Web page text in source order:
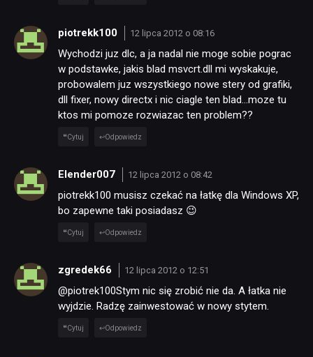
piotrekk100 12 lipca 2012 o 08:16
Wychodzi juz dlc, a ja nadal nie moge sobie pograc
w podstawke, jakis blad msvcrt.dll mi wyskakuje,
probowalem juz wszystkiego nowe stery od grafiki,
dll fixer, nowy directx i nic ciagle ten blad…moze tu
ktos mi pomoze rozwiazac ten problem??
Cytuj Odpowiedz
Elender007 12 lipca 2012 o 08:42
piotrekk100 musisz czekać na łatkę dla Windows XP,
bo zapewne taki posiadasz 😉
Cytuj Odpowiedz
zgredek66 12 lipca 2012 o 12:51
@piotrek100Stym nic się zrobić nie da. A łatka nie
wyjdzie. Radzę zainwestować w nowy stytem.
Cytuj Odpowiedz